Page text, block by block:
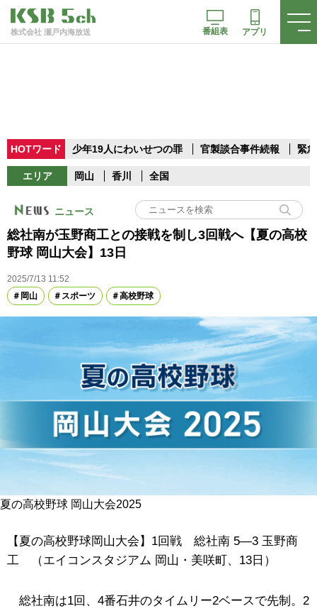
株式会社 瀬戸内海放送 番組表 アプリ
HOTワード 少年19人にわいせつの罪 官製談合事件続報 緊
エリア 岡山 香川 全国
ニュース
総社南が玉野商工との接戦を制し3回戦へ【夏の高校
野球 岡山大会】13日
2025/7/13 11:52
岡山
スポーツ 高校野球
夏の高校野球 岡山大会2025
【夏の高校野球岡山大会】1回戦 総社南 5―3 玉野商
工 （エイコンスタジアム 岡山・美咲町、13日）
総社南は1回、4番石井のタイムリー2ベースで先制。2